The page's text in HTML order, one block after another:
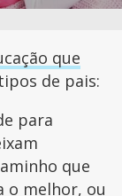
que
de pais:
para
que
o melhor, ou